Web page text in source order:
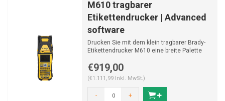
M610 tragbarer
Etikettendrucker | Advanced
software
Drucken Sie mit dem klein tragbarer Brady-
Etikettendrucker M610 eine breite Palette
€919,00
(€1.111,99 Inkl. MwSt.)
- +